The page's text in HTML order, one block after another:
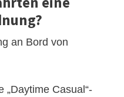
an Bord von
„Daytime Casual“-